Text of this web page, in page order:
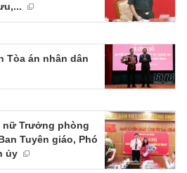
Tòa án nhân dân
nữ Trưởng phòng
Tuyên giáo, Phó
ủy